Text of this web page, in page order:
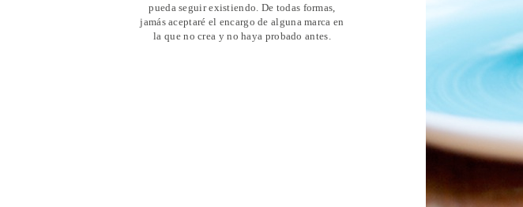
pueda seguir existiendo. De todas formas,
jamás aceptaré el encargo de alguna marca en
la que no crea y no haya probado antes.